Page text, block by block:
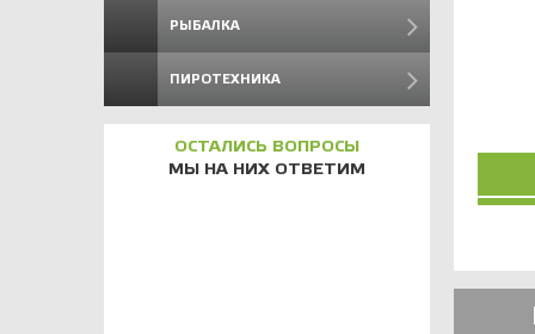
РЫБАЛКА
ПИРОТЕХНИКА
ОСТАЛИСЬ ВОПРОСЫ
МЫ НА НИХ ОТВЕТИМ